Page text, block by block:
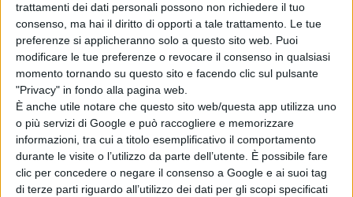
trattamenti dei dati personali possono non richiedere il tuo
consenso, ma hai il diritto di opporti a tale trattamento. Le tue
preferenze si applicheranno solo a questo sito web. Puoi
modificare le tue preferenze o revocare il consenso in qualsiasi
momento tornando su questo sito e facendo clic sul pulsante
"Privacy" in fondo alla pagina web.
È anche utile notare che questo sito web/questa app utilizza uno
o più servizi di Google e può raccogliere e memorizzare
informazioni, tra cui a titolo esemplificativo il comportamento
durante le visite o l’utilizzo da parte dell’utente. È possibile fare
clic per concedere o negare il consenso a Google e ai suoi tag
di terze parti riguardo all’utilizzo dei dati per gli scopi specificati
Tennis ATP di Quito passano Lorenzi e Gaio
che annulla quattro match point e vince su
Melzer
SPORT